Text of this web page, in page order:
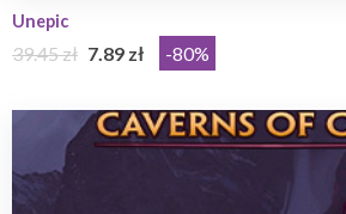
Unepic
39.45 zł 7.89 zł -80%